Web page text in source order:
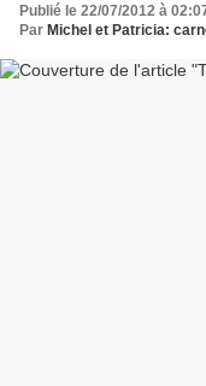
Publié le 22/07/2012 à
Par Michel et Patricia: